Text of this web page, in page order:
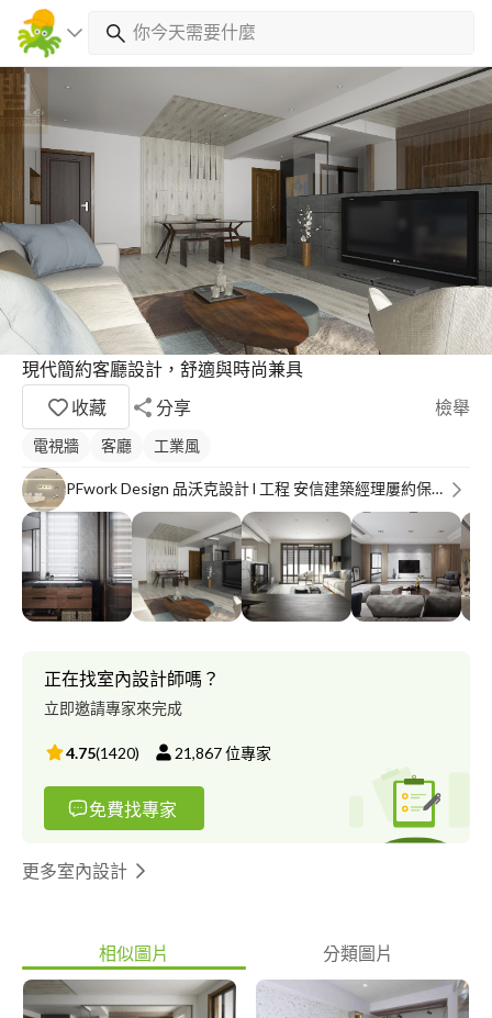
現代簡約客廳設計，舒適與時尚兼具
收藏
分享 檢舉
電視牆 客廳 工業風
PFwork Design 品沃克設計 l 工程 安信建築經理屢約保證
正在找室內設計師嗎？
立即邀請專家來完成
4.75(1420) 21,867位專家
免費找專家
更多室內設計
相似圖片 分類圖片